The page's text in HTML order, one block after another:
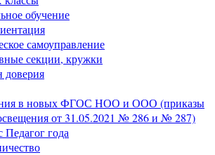
обучение
самоуправление
секции, кружки
доверия
в новых ФГОС НОО и ООО (приказы
от 31.05.2021 № 286 и № 287)
Педагог года